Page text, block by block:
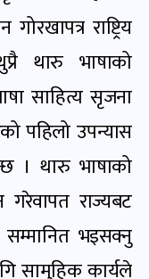
राष्ट्रिय
थारु भाषाको
साहित्य सृजना
पहिलो उपन्यास
। थारु भाषाको
राज्यबट
सम्मानित भइसक्नु
सामुहिक कार्यले